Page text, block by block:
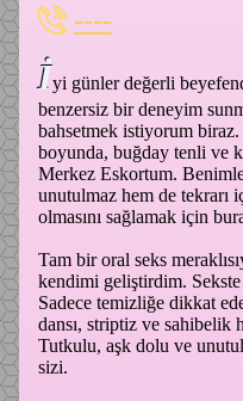
----
İyi günler değerli
benzersiz bir deneyim
bahsetmek istiyorum biraz.
boyunda, buğday tenli ve
Merkez Eskortum. Benimle
unutulmaz hem de tekrarı
olmasını sağlamak için
Tam bir oral seks
kendimi geliştirdim. Sekste
Sadece temizliğe dikkat
dansı, striptiz ve sahibelik
Tutkulu, aşk dolu ve
sizi.